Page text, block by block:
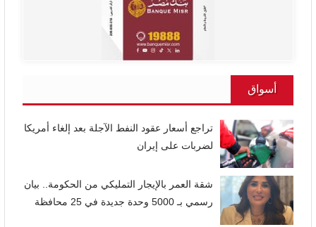
أسواق
تراجع أسعار عقود النفط الآجلة بعد إلغاء أمريكا
لضربات على إيران
شقة العمر بالإيجار التمليكي من الحكومة.. بيان
رسمي بـ 5000 وحدة جديدة في 25 محافظة